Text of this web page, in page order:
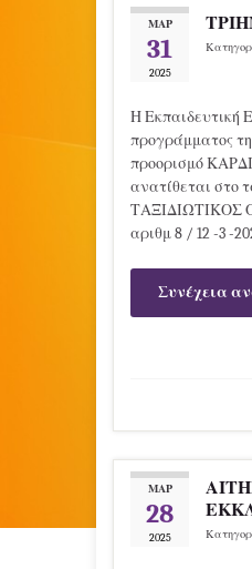
ΜΑΡ
31
2025
Η Εκπαιδευτική
προγράμματος
προορισμό
ανατίθεται στο
ΤΑΞΙΔΙΩΤΙΚΟΣ
αριθμ 8 / 12 -3 -
Συνέχεια
ΜΑΡ
28
2025